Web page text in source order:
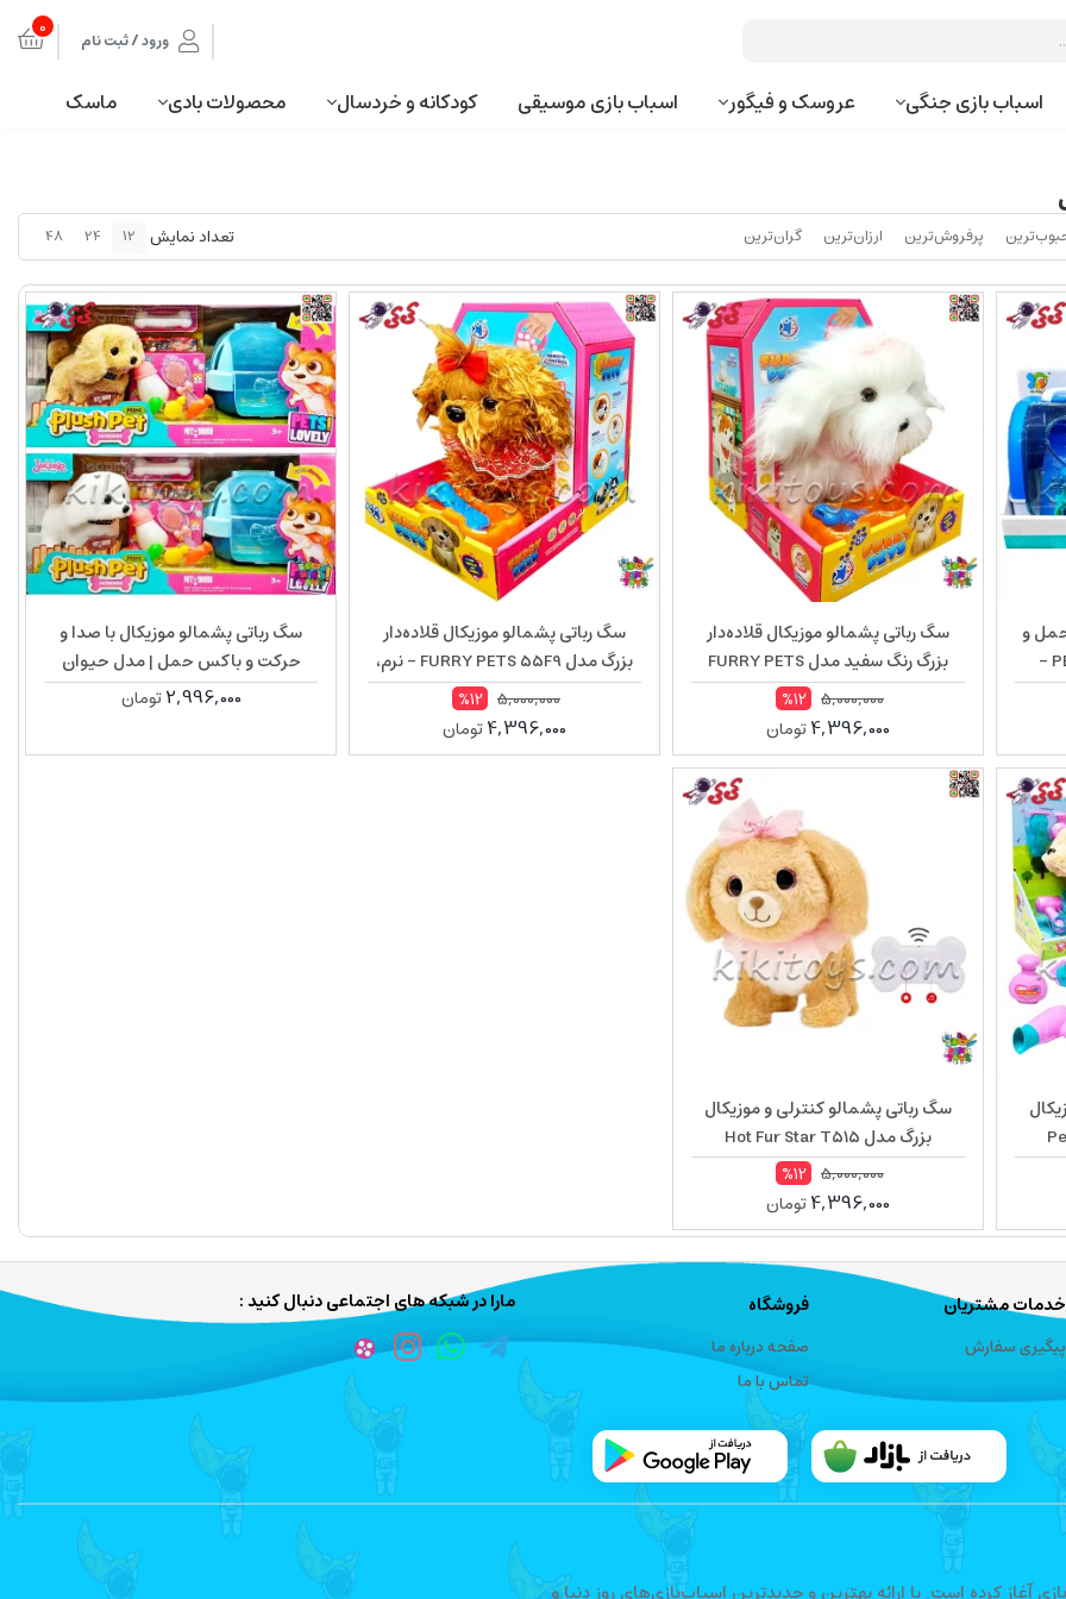
ورود / ثبت نام 0
اسباب بازی جنگی عروسک و فیگور اسباب بازی موسیقی کودکانه و خردسال محصولات بادی ماسک
پرفروش‌ترین ارزان‌ترین گران‌ترین تعداد نمایش 12
24
48
و
لوازم جانبی مدل PET WORLD –
سگ رباتی پشمالو موزیکال قلاده‌دار
بزرگ رنگ سفید مدل FURRY PETS
55F8 – نرم، سنسوردار و مناسب هدیه
کودک
5,000,000
%12
4,396,000تومان
سگ رباتی پشمالو موزیکال قلاده‌دار
بزرگ مدل FURRY PETS 55F9 – نرم،
سنسوردار و مناسب هدیه کودک
5,000,000
%12
4,396,000تومان
سگ رباتی پشمالو موزیکال با صدا و
حرکت و باکس حمل | مدل حیوان
خانگی کودکانه MC1063
2,996,000تومان
سگ رباتی پشمالو کنترلی و موزیکال
بزرگ مدل Hot Fur Star T515
5,000,000
%12
4,396,000تومان
خدمات مشتریان
پیگیری سفارش
فروشگاه
صفحه درباره ما
تماس با ما
مارا در شبکه های اجتماعی دنبال کنید :
خود را در حوزه اسباب‌بازی آغاز کرده است. با ارائه بهترین و جدیدترین اسباب‌بازی‌های روز دنیا و